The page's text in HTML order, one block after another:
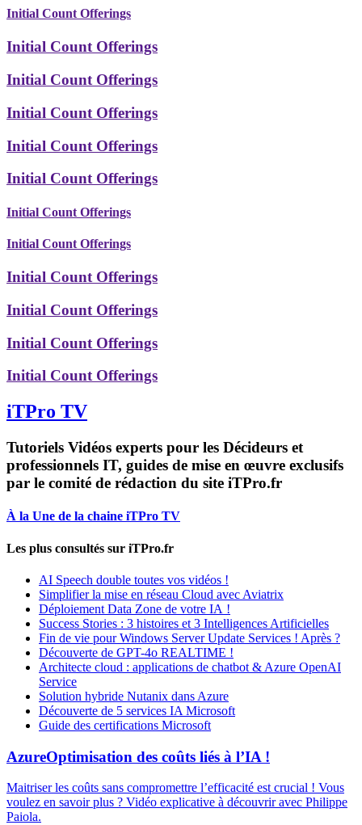
Initial Count Offerings
Initial Count Offerings
Initial Count Offerings
Initial Count Offerings
Initial Count Offerings
Initial Count Offerings
Initial Count Offerings
Initial Count Offerings
Initial Count Offerings
Initial Count Offerings
Initial Count Offerings
Initial Count Offerings
iTPro TV
Tutoriels Vidéos experts pour les Décideurs et
professionnels IT, guides de mise en œuvre exclusifs
par le comité de rédaction du site iTPro.fr
À la Une de la chaine iTPro TV
Les plus consultés sur iTPro.fr
AI Speech double toutes vos vidéos !
Simplifier la mise en réseau Cloud avec Aviatrix
Déploiement Data Zone de votre IA !
Success Stories : 3 histoires et 3 Intelligences Artificielles
Fin de vie pour Windows Server Update Services ! Après ?
Découverte de GPT-4o REALTIME !
Architecte cloud : applications de chatbot & Azure OpenAI
Service
Solution hybride Nutanix dans Azure
Découverte de 5 services IA Microsoft
Guide des certifications Microsoft
AzureOptimisation des coûts liés à l’IA !
Maitriser les coûts sans compromettre l’efficacité est crucial ! Vous
voulez en savoir plus ? Vidéo explicative à découvrir avec Philippe
Paiola.